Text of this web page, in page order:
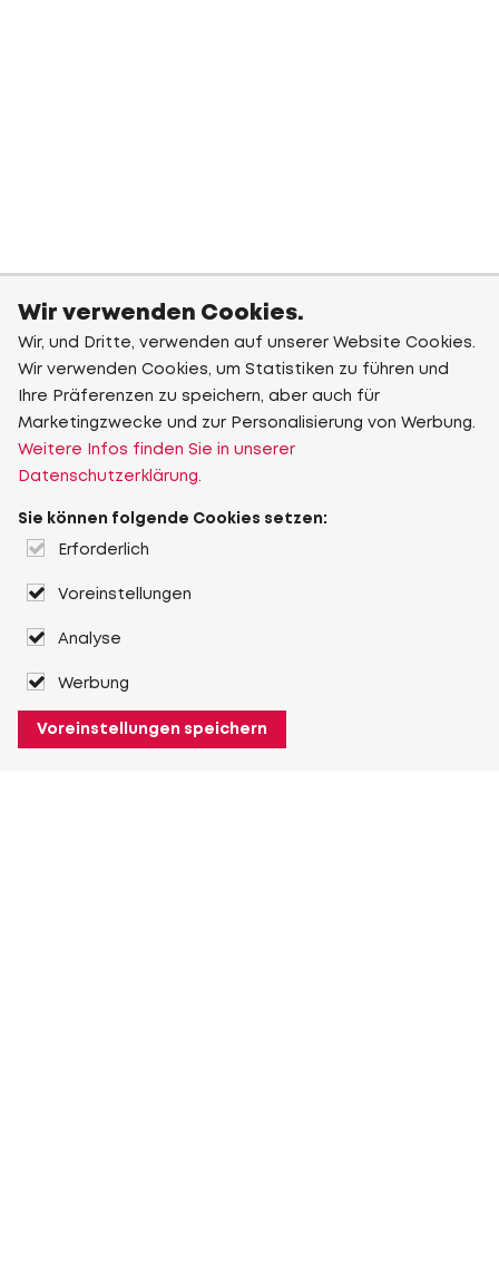
Wir verwenden Cookies.
Wir, und Dritte, verwenden auf unserer Website Cookies.
Wir verwenden Cookies, um Statistiken zu führen und
Ihre Präferenzen zu speichern, aber auch für
Marketingzwecke und zur Personalisierung von Werbung.
Weitere Infos finden Sie in unserer
Datenschutzerklärung.
Sie können folgende Cookies setzen:
Erforderlich
Voreinstellungen
Analyse
Werbung
Voreinstellungen speichern